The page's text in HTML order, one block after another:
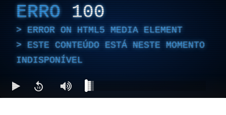
ERRO 100
ERROR ON HTML5 MEDIA ELEMENT
ESTE CONTEÚDO ESTÁ NESTE MOMENTO
INDISPONÍVEL